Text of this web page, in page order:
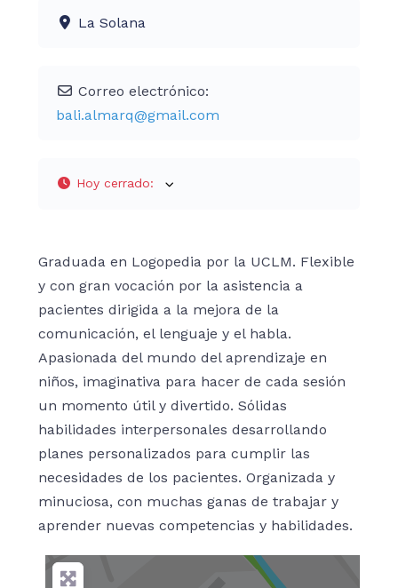
La Solana
Correo electrónico:
bali.almarq@gmail.com
Hoy cerrado:
Graduada en Logopedia por la UCLM. Flexible
y con gran vocación por la asistencia a
pacientes dirigida a la mejora de la
comunicación, el lenguaje y el habla.
Apasionada del mundo del aprendizaje en
niños, imaginativa para hacer de cada sesión
un momento útil y divertido. Sólidas
habilidades interpersonales desarrollando
planes personalizados para cumplir las
necesidades de los pacientes. Organizada y
minuciosa, con muchas ganas de trabajar y
aprender nuevas competencias y habilidades.